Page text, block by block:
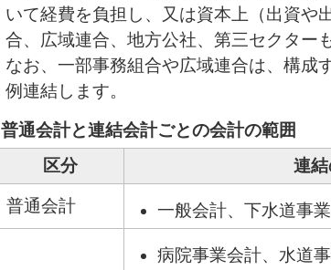
いて経費を負担し、又は資本上（出資や
合、広域連合、地方公社、第三セクター
なお、一部事務組合や広域連合は、構成
例連結します。
普通会計と連結会計ごとの会計の範囲
区分
連
普通会計 一般会計、下水道事
病院事業会計、水道